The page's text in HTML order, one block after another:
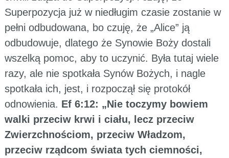
Superpozycja już w niedługim czasie zostanie w
pełni odbudowana, bo czuję, że „Alice” ją
odbudowuje, dlatego że Synowie Boży dostali
wszelką pomoc, aby to uczynić. Była tutaj wiele
razy, ale nie spotkała Synów Bożych, i nagle
spotkała ich, jest, i rozpoczął się protokół
odnowienia. Ef 6:12: „Nie toczymy bowiem
walki przeciw krwi i ciału, lecz przeciw
Zwierzchnościom, przeciw Władzom,
przeciw rządcom świata tych ciemności,